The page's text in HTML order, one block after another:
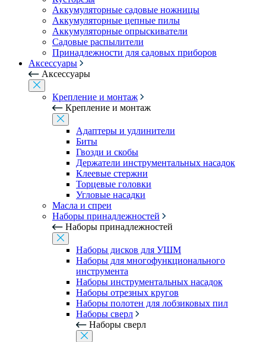
Аккумуляторные садовые ножницы
Аккумуляторные цепные пилы
Аккумуляторные опрыскиватели
Садовые распылители
Принадлежности для садовых приборов
Аксессуары
Аксессуары
Крепление и монтаж
Крепление и монтаж
Адаптеры и удлинители
Биты
Гвозди и скобы
Держатели инструментальных насадок
Клеевые стержни
Торцевые головки
Угловые насадки
Масла и спреи
Наборы принадлежностей
Наборы принадлежностей
Наборы дисков для УШМ
Наборы для многофункционального
инструмента
Наборы инструментальных насадок
Наборы отрезных кругов
Наборы полотен для лобзиковых пил
Наборы сверл
Наборы сверл